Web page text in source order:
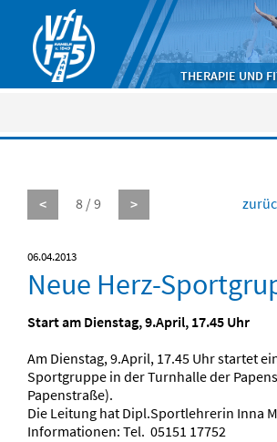
THERAPIE UND
< 8 / 9 >
06.04.2013
Neue Herz-
Start am Dienstag, 9.April, 17.45 Uhr
Am Dienstag, 9.April, 17.45 Uhr startet
Sportgruppe in der Turnhalle der
Papenstraße).
Die Leitung hat Dipl.Sportlehrerin Inna
Informationen: Tel. 05151 17752